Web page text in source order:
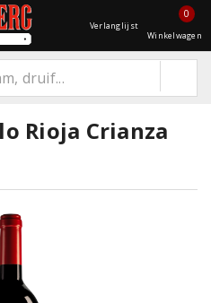
Verlanglijst
0
Winkelwagen
Rioja Crianza